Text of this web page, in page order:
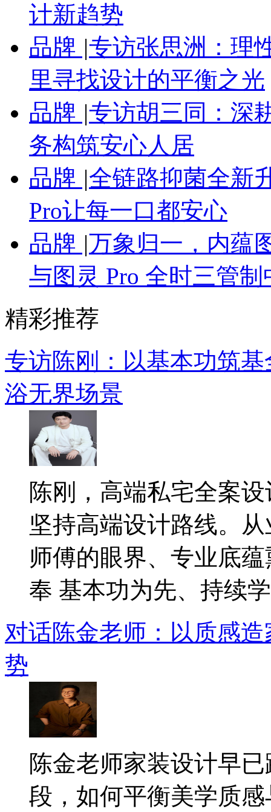
计新趋势
品牌 |专访张思洲：理
里寻找设计的平衡之光
品牌 |专访胡三同：深
务构筑安心人居
品牌 |全链路抑菌全新
Pro让每一口都安心
品牌 |万象归一，内蕴
与图灵 Pro 全时三管
精彩推荐
专访陈刚：以基本功筑
浴无界场景
陈刚，高端私宅全案
坚持高端设计路线。
师傅的眼界、专业底
奉 基本功为先、持续
对话陈金老师：以质感
势
陈金老师家装设计早
段，如何平衡美学质